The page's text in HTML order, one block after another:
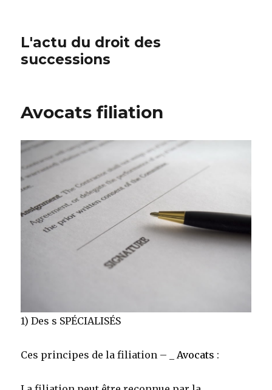
L'actu du droit des
successions
Avocats filiation
1) Des s SPÉCIALISÉS
Ces principes de la filiation – _Avocats :